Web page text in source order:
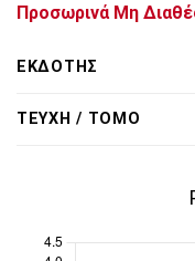
Προσωρινά Μη
ΕΚΔΌΤΗΣ
ΤΕΎΧΗ / ΤΌΜΟ